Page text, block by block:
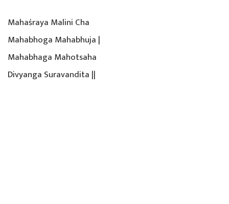
Mahaśraya Malini Cha
Mahabhoga Mahabhuja |
Mahabhaga Mahotsaha
Divyanga Suravandita ||